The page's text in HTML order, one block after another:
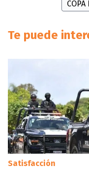
Te puede
Satisfacción